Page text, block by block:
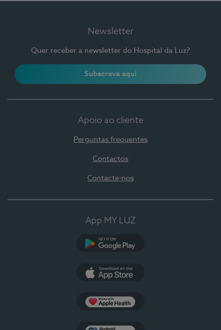
Newsletter
Quer receber a newsletter do Hospital da Luz?
Subscreva aqui
Apoio ao cliente
Perguntas frequentes
Contactos
Contacte-nos
App MY LUZ